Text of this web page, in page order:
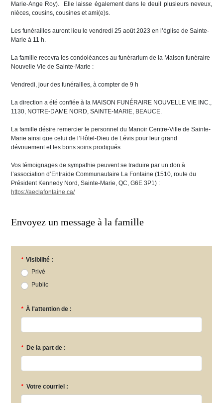
Marie-Ange Roy). Elle laisse également dans le deuil plusieurs neveux,
nièces, cousins, cousines et ami(e)s.
Les funérailles auront lieu le vendredi 25 août 2023 en l’église de Sainte-
Marie à 11 h.
La famille recevra les condoléances au funérarium de la Maison funéraire
Nouvelle Vie de Sainte-Marie :
Vendredi, jour des funérailles, à compter de 9 h
La direction a été confiée à la MAISON FUNÉRAIRE NOUVELLE VIE INC.,
1130, NOTRE-DAME NORD, SAINTE-MARIE, BEAUCE.
La famille désire remercier le personnel du Manoir Centre-Ville de Sainte-
Marie ainsi que celui de l’Hôtel-Dieu de Lévis pour leur grand
dévouement et les bons soins prodigués.
Vos témoignages de sympathie peuvent se traduire par un don à
l’association d’Entraide Communautaire La Fontaine (1510, route du
Président Kennedy Nord, Sainte-Marie, QC, G6E 3P1) :
https://aeclafontaine.ca/
Envoyez un message à la famille
* Visibilité :
Privé
Public
* À l'attention de :
* De la part de :
* Votre courriel :